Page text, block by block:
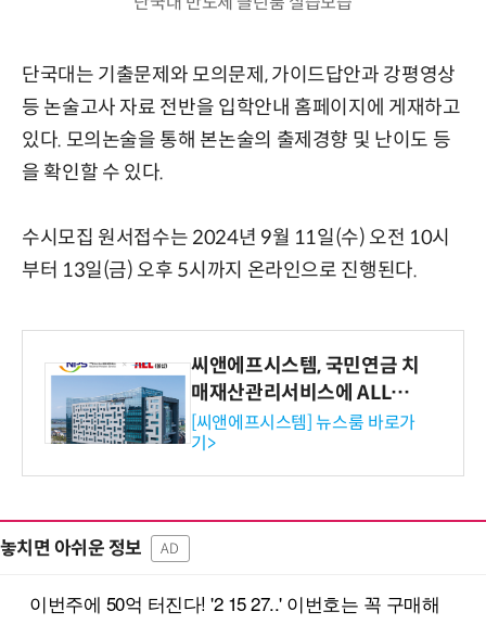
단국대는 기출문제와 모의문제, 가이드답안과 강평영상
등 논술고사 자료 전반을 입학안내 홈페이지에 게재하고
있다. 모의논술을 통해 본논술의 출제경향 및 난이도 등
을 확인할 수 있다.
수시모집 원서접수는 2024년 9월 11일(수) 오전 10시
부터 13일(금) 오후 5시까지 온라인으로 진행된다.
씨앤에프시스템, 국민연금 치
매재산관리서비스에 ALL# E
RP 공급
[씨앤에프시스템] 뉴스룸 바로가
기>
놓치면 아쉬운 정보 AD